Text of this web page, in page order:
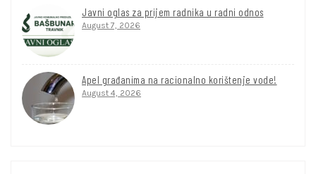
Javni oglas za prijem radnika u radni odnos
August 7, 2026
Apel građanima na racionalno korištenje vode!
August 4, 2026